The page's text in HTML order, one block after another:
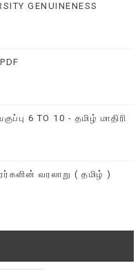
GENUINENESS
6 TO 10 - தமிழ் மாதிரி
வரலாறு ( தமிழ் )